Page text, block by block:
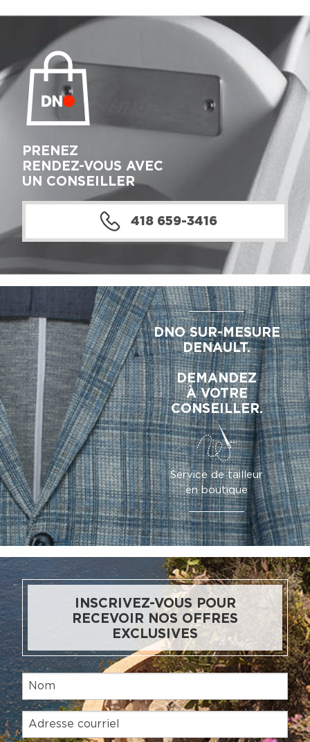
PRENEZ
RENDEZ-VOUS AVEC
UN CONSEILLER
418 659-3416
DNO SUR-MESURE
DENAULT.
DEMANDEZ
À VOTRE
CONSEILLER.
Service de tailleur
en boutique
INSCRIVEZ-VOUS POUR
RECEVOIR NOS OFFRES
EXCLUSIVES